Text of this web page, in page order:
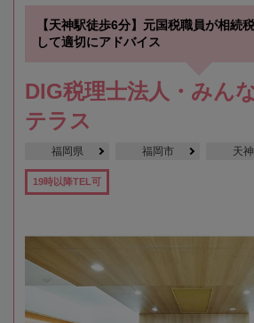
【天神駅徒歩6分】元国税職員が相続
して適切にアドバイス
DIG税理士法人・みん
テラス
福岡県 福岡市 天
19時以降TEL可